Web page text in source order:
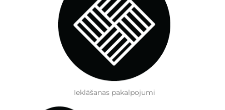
Ieklāšanas pakalpojumi